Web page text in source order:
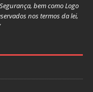
bem como Logo
nos termos da lei,